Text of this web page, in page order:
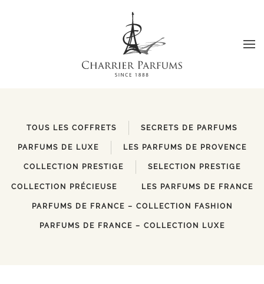
TOUS LES COFFRETS SECRETS DE PARFUMS
PARFUMS DE LUXE LES PARFUMS DE PROVENCE
COLLECTION PRESTIGE SELECTION PRESTIGE
COLLECTION PRÉCIEUSE LES PARFUMS DE FRANCE
PARFUMS DE FRANCE – COLLECTION FASHION
PARFUMS DE FRANCE – COLLECTION LUXE